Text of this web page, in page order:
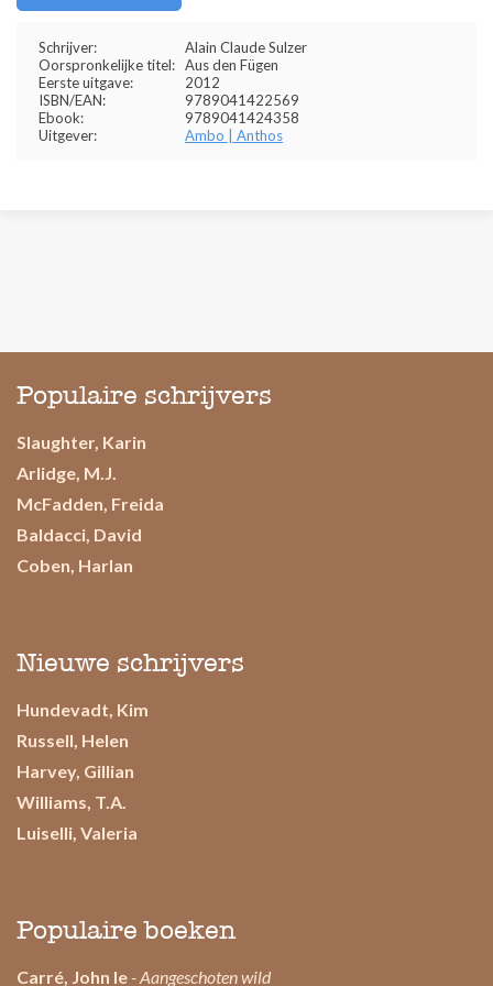
Schrijver:
Alain Claude Sulzer
Oorspronkelijke titel: Aus den Fügen
Eerste uitgave:
2012
ISBN/EAN:
9789041422569
Ebook:
9789041424358
Uitgever:
Ambo | Anthos
Populaire schrijvers
Slaughter, Karin
Arlidge, M.J.
McFadden, Freida
Baldacci, David
Coben, Harlan
Nieuwe schrijvers
Hundevadt, Kim
Russell, Helen
Harvey, Gillian
Williams, T.A.
Luiselli, Valeria
Populaire boeken
Carré, John le - Aangeschoten wild